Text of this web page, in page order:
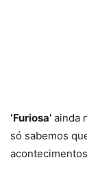
‘Furiosa’ ainda
só sabemos